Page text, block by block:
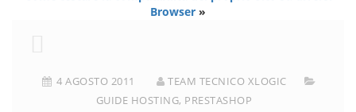
Browser »
4 AGOSTO 2011
TEAM TECNICO XLOGIC
GUIDE HOSTING, PRESTASHOP